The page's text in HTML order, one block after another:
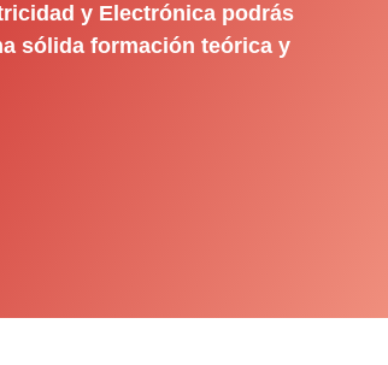
y Electrónica podrás
sólida formación teórica y